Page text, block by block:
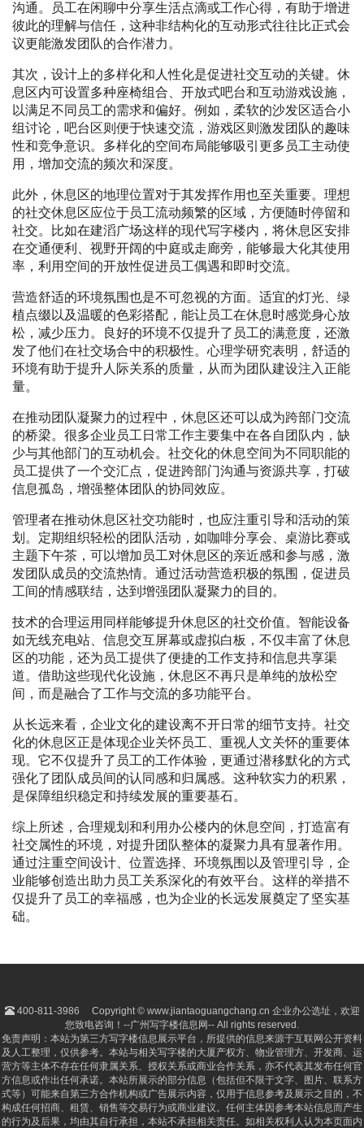
沟通。员工在闲聊中分享生活点滴或工作心得，有助于增进
彼此的理解与信任，这种非结构化的互动形式往往比正式会
议更能激发团队的合作潜力。
其次，设计上的多样化和人性化是促进社交互动的关键。休
息区内可设置多种座椅组合、开放式吧台和互动游戏设施，
以满足不同员工的需求和偏好。例如，柔软的沙发区适合小
组讨论，吧台区则便于快速交流，游戏区则激发团队的趣味
性和竞争意识。多样化的空间布局能够吸引更多员工主动使
用，增加交流的频次和深度。
此外，休息区的地理位置对于其发挥作用也至关重要。理想
的社交休息区应位于员工流动频繁的区域，方便随时停留和
社交。比如在建滔广场这样的现代写字楼内，将休息区安排
在交通便利、视野开阔的中庭或走廊旁，能够最大化其使用
率，利用空间的开放性促进员工偶遇和即时交流。
营造舒适的环境氛围也是不可忽视的方面。适宜的灯光、绿
植点缀以及温暖的色彩搭配，能让员工在休息时感觉身心放
松，减少压力。良好的环境不仅提升了员工的满意度，还激
发了他们在社交场合中的积极性。心理学研究表明，舒适的
环境有助于提升人际关系的质量，从而为团队建设注入正能
量。
在推动团队凝聚力的过程中，休息区还可以成为跨部门交流
的桥梁。很多企业员工日常工作主要集中在各自团队内，缺
少与其他部门的互动机会。社交化的休息空间为不同职能的
员工提供了一个交汇点，促进跨部门沟通与资源共享，打破
信息孤岛，增强整体团队的协同效应。
管理者在推动休息区社交功能时，也应注重引导和活动的策
划。定期组织轻松的团队活动，如咖啡分享会、桌游比赛或
主题下午茶，可以增加员工对休息区的亲近感和参与感，激
发团队成员的交流热情。通过活动营造积极的氛围，促进员
工间的情感联结，达到增强团队凝聚力的目的。
技术的合理运用同样能够提升休息区的社交价值。智能设备
如无线充电站、信息交互屏幕或虚拟白板，不仅丰富了休息
区的功能，还为员工提供了便捷的工作支持和信息共享渠
道。借助这些现代化设施，休息区不再只是单纯的放松空
间，而是融合了工作与交流的多功能平台。
从长远来看，企业文化的建设离不开日常的细节支持。社交
化的休息区正是体现企业关怀员工、重视人文关怀的重要体
现。它不仅提升了员工的工作体验，更通过潜移默化的方式
强化了团队成员间的认同感和归属感。这种软实力的积累，
是保障组织稳定和持续发展的重要基石。
综上所述，合理规划和利用办公楼内的休息空间，打造富有
社交属性的环境，对提升团队整体的凝聚力具有显著作用。
通过注重空间设计、位置选择、环境氛围以及管理引导，企
业能够创造出助力员工关系深化的有效平台。这样的举措不
仅提升了员工的幸福感，也为企业的长远发展奠定了坚实基
础。
400-811-3986
Copyright © www.jiantaoguangchang.cn 企业办公选址，欢迎
您致电咨询！--广州写字楼信息网-- All rights reserved.
免责声明：本站为第三方写字楼信息展示平台，所提供的信息来源于互联网公开资料
及人工整理，仅供参考。本站与相关写字楼的大厦产权方、物业管理方、开发商、运
营方等主体不存在任何隶属关系、授权关系或商业合作关系，亦不代表其发布任何官
方信息或作出任何承诺。本站所展示的部分信息（包括但不限于文字、图片、联系方
式等）可能来自第三方合作机构或广告展示内容，仅用于信息参考及展示之目的，不
构成任何招商、租赁、销售等交易行为或商业建议。任何主体因参考本站信息而产生
的行为及后果，均由其自行承担，本站不承担相关责任。如相关权利人认为本页面内